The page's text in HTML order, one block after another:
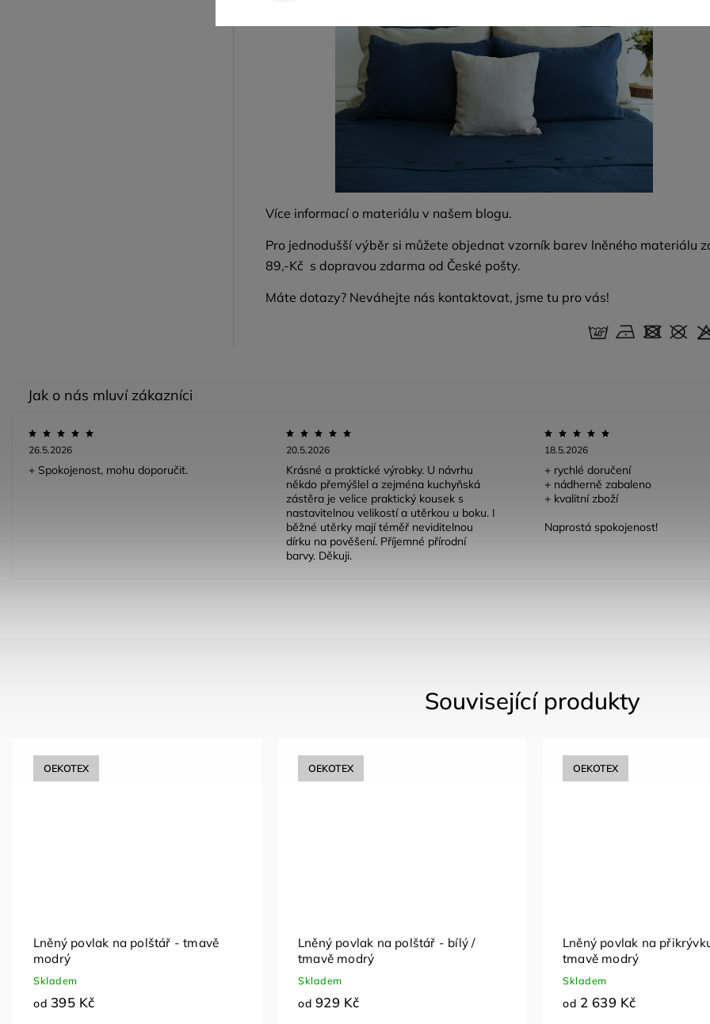
Více informací o materiálu v našem blogu.
Pro jednodušší výběr si můžete objednat vzorník barev lněného materiálu
89,-Kč s dopravou zdarma od České pošty.
Máte dotazy? Neváhejte nás kontaktovat, jsme tu pro vás!
26.5.2026
+ Spokojenost, mohu doporučit.
20.5.2026
Krásné a praktické výrobky. U návrhu
někdo přemýšlel a zejména kuchyňská
zástěra je velice praktický kousek s
nastavitelnou velikostí a utěrkou u boku. I
běžné utěrky mají téměř neviditelnou
dírku na pověšení. Příjemné přírodní
barvy. Děkuji.
18.5.2026
+ rychlé doručení
+ nádherně zabaleno
+ kvalitní zboží
Naprostá spokojenost!
Související produkty
OEKOTEX
Lněný povlak na polštář - tmavě
modrý
Skladem
od 395 Kč
OEKOTEX
Lněný povlak na polštář - bílý /
tmavě modrý
Skladem
od 929 Kč
OEKOTEX
Lněný povlak na
tmavě modrý
Skladem
od 2 639 Kč